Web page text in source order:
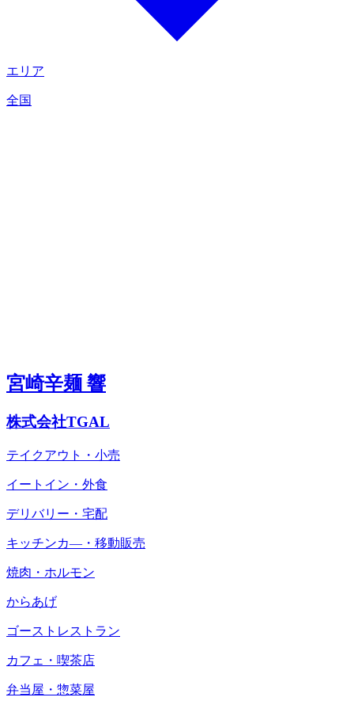
エリア
全国
宮崎辛麺 響
株式会社TGAL
テイクアウト・小売
イートイン・外食
デリバリー・宅配
キッチンカ―・移動販売
焼肉・ホルモン
からあげ
ゴーストレストラン
カフェ・喫茶店
弁当屋・惣菜屋